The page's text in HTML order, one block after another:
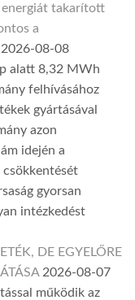
energiát takarított
a
2026-08-08
alatt 8,32 MWh
felhívásához
gyártásával
azon
idején a
csökkentését
gyorsan
intézkedést
DE EGYELŐRE
2026-08-07
működik az